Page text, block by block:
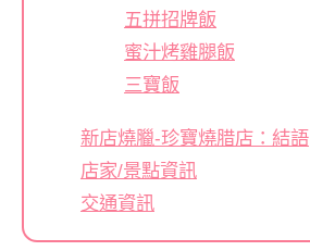
五拼招牌飯
蜜汁烤雞腿飯
三寶飯
新店燒臘-珍寶燒腊店：結語
店家/景點資訊
交通資訊